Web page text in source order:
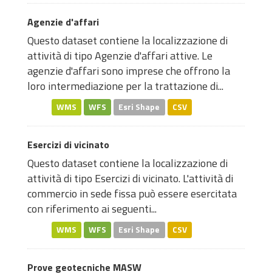
Agenzie d'affari
Questo dataset contiene la localizzazione di
attività di tipo Agenzie d'affari attive. Le
agenzie d'affari sono imprese che offrono la
loro intermediazione per la trattazione di...
WMS WFS Esri Shape CSV
Esercizi di vicinato
Questo dataset contiene la localizzazione di
attività di tipo Esercizi di vicinato. L'attività di
commercio in sede fissa può essere esercitata
con riferimento ai seguenti...
WMS WFS Esri Shape CSV
Prove geotecniche MASW